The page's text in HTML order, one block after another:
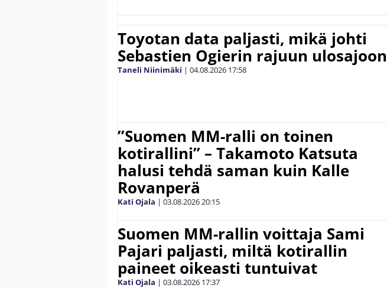
Toyotan data paljasti, mikä johti
Sebastien Ogierin rajuun ulosajoon
Taneli Niinimäki | 04.08.2026 17:58
”Suomen MM-ralli on toinen
kotirallini” – Takamoto Katsuta
halusi tehdä saman kuin Kalle
Rovanperä
Kati Ojala | 03.08.202620:15
Suomen MM-rallin voittaja Sami
Pajari paljasti, miltä kotirallin
paineet oikeasti tuntuivat
Kati Ojala | 03.08.2026 17:37